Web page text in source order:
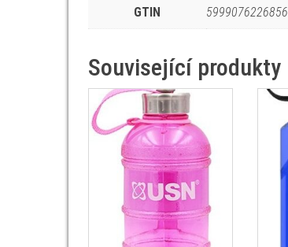
GTIN 5999076226856
Související produkty